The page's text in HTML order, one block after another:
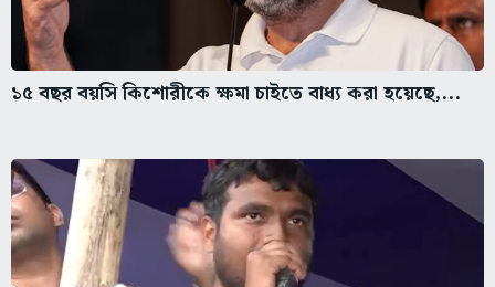
১৫ বছর বয়সি কিশোরীকে ক্ষমা চাইতে বাধ্য করা হয়েছে,...